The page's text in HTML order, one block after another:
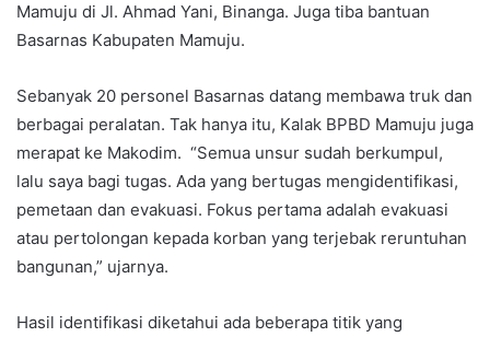
Mamuju di Jl. Ahmad Yani, Binanga. Juga tiba bantuan
Basarnas Kabupaten Mamuju.
Sebanyak 20 personel Basarnas datang membawa truk dan
berbagai peralatan. Tak hanya itu, Kalak BPBD Mamuju juga
merapat ke Makodim. “Semua unsur sudah berkumpul,
lalu saya bagi tugas. Ada yang bertugas mengidentifikasi,
pemetaan dan evakuasi. Fokus pertama adalah evakuasi
atau pertolongan kepada korban yang terjebak reruntuhan
bangunan,” ujarnya.
Hasil identifikasi diketahui ada beberapa titik yang